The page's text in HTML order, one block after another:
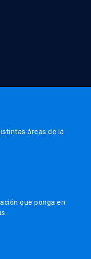
áreas de la
que ponga en